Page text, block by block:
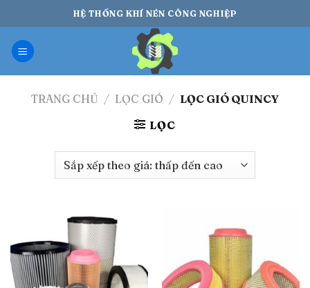
qua
nội
dung
HỆ THỐNG KHÍ NÉN CÔNG NGHIỆP
TRANG CHỦ / LỌC GIÓ / LỌC GIÓ QUINCY
LỌC